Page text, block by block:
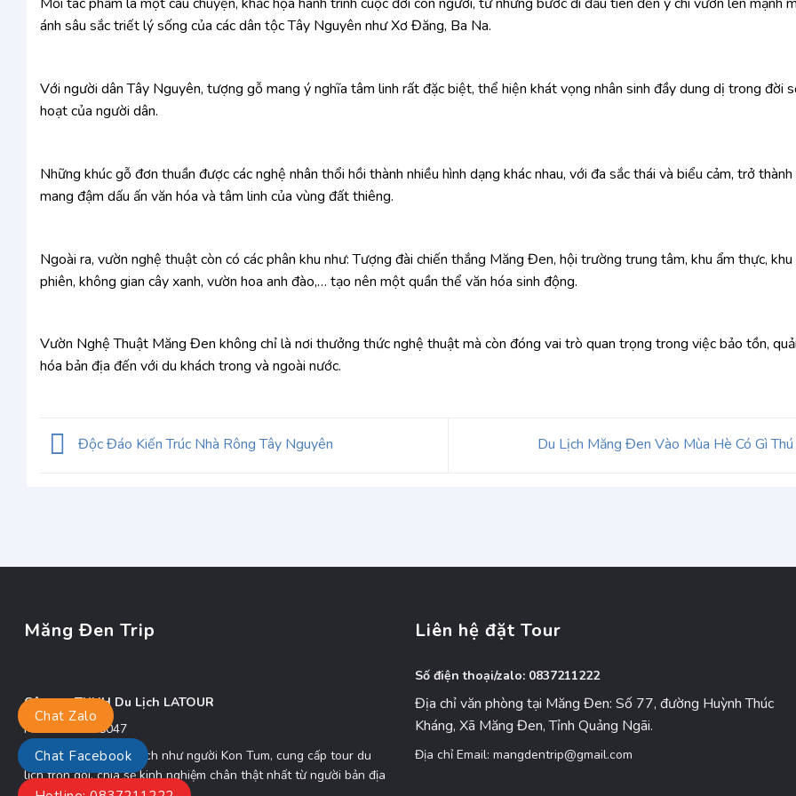
ánh sâu sắc triết lý sống của các dân tộc Tây Nguyên như Xơ Đăng, Ba Na.
Với người dân Tây Nguyên, tượng gỗ mang ý nghĩa tâm linh rất đặc biệt, thể hiện khát vọng nhân sinh đầy dung dị trong đời
hoạt của người dân.
Những khúc gỗ đơn thuần được các nghệ nhân thổi hồi thành nhiều hình dạng khác nhau, với đa sắc thái và biểu cảm, trở
mang đậm dấu ấn văn hóa và tâm linh của vùng đất thiêng.
Ngoài ra, vườn nghệ thuật còn có các phân khu như: Tượng đài chiến thắng Măng Đen, hội trường trung tâm, khu ẩm thực, khu
phiên, không gian cây xanh, vườn hoa anh đào,… tạo nên một quần thể văn hóa sinh động.
Vườn Nghệ Thuật Măng Đen không chỉ là nơi thưởng thức nghệ thuật mà còn đóng vai trò quan trọng trong việc bảo tồn,
hóa bản địa đến với du khách trong và ngoài nước.
Độc Đáo Kiến Trúc Nhà Rông Tây Nguyên Du Lịch Măng Đen Vào Mùa Hè Có Gì
Măng Đen Trip
Công ty TNHH Du Lịch LATOUR
MST: 5801338047
Măng Đen Trip – Du lịch như người Kon Tum, cung cấp tour du
lịch trọn gói, chia sẽ kinh nghiệm chân thật nhất từ người bản địa
Liên hệ đặt Tour
Số điện thoại/zalo: 0837211222
Địa chỉ văn phòng tại Măng Đen: Số 77, đường Huỳnh Thúc
Kháng, Xã Măng Đen, Tỉnh Quảng Ngãi.
Địa chỉ Email: mangdentrip@gmail.com
Chat Zalo
Chat Facebook